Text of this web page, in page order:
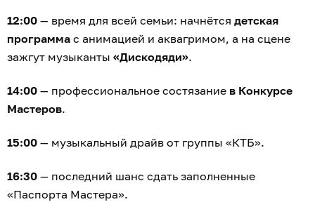
12:00 — время для всей семьи: начнётся детская
программа с анимацией и аквагримом, а на сцене
зажгут музыканты «Дискодяди».
14:00 — профессиональное состязание в Конкурсе
Мастеров.
15:00 — музыкальный драйв от группы «КТБ».
16:30 — последний шанс сдать заполненные
«Паспорта Мастера».